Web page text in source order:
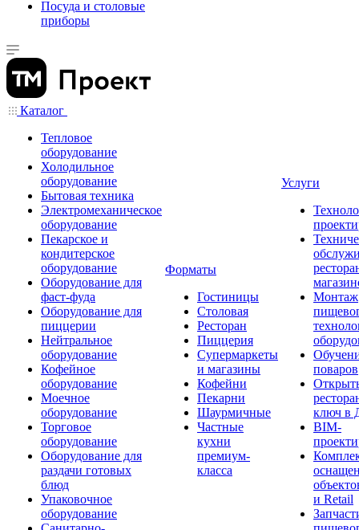
Посуда и столовые
приборы
Каталог
Тепловое
оборудование
Холодильное
оборудование
Бытовая техника
Электромеханическое
оборудование
Пекарское и
кондитерское
оборудование
Оборудование для
фаст-фуда
Оборудование для
пиццерии
Нейтральное
оборудование
Кофейное
оборудование
Моечное
оборудование
Торговое
оборудование
Оборудование для
раздачи готовых
блюд
Упаковочное
оборудование
Форматы
Гостиницы
Столовая
Ресторан
Пиццерия
Супермаркеты
и магазины
Кофейни
Пекарни
Шаурмичные
Частные
кухни
премиум-
класса
Услуги
Монтаж
поваров
ключ в
BIM-
и Retail